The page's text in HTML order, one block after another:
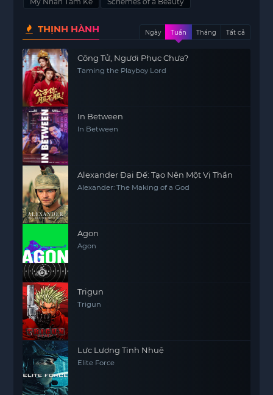
19A 19B 20A
21A 22A 22B
23A
25A 25B 26A
27A
29A 29B
31A
33A
35A 35B 36A 36B
37A
39A
THỊNH HÀNH Ngày Tuần Tháng Tất cả
Công Tử, Ngươi Phục Chưa?
Taming the Playboy Lord
In Between
In Between
Alexander Đại Đế: Tạo Nên Một Vị Thần
Alexander: The Making of a God
Agon
Agon
Trigun
Trigun
Lực Lượng Tinh Nhuệ
Elite Force